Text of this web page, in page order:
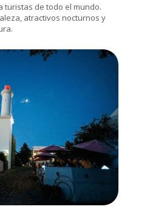
turistas de todo el mundo.
atractivos nocturnos y